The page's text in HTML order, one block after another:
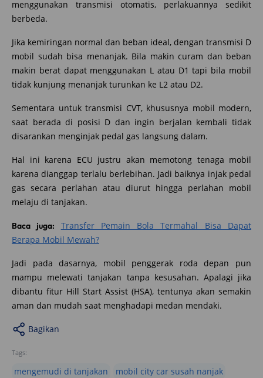
menggunakan transmisi otomatis, perlakuannya sedikit
berbeda.
Jika kemiringan normal dan beban ideal, dengan transmisi D
mobil sudah bisa menanjak. Bila makin curam dan beban
makin berat dapat menggunakan L atau D1 tapi bila mobil
tidak kunjung menanjak turunkan ke L2 atau D2.
Sementara untuk transmisi CVT, khususnya mobil modern,
saat berada di posisi D dan ingin berjalan kembali tidak
disarankan menginjak pedal gas langsung dalam.
Hal ini karena ECU justru akan memotong tenaga mobil
karena dianggap terlalu berlebihan. Jadi baiknya injak pedal
gas secara perlahan atau diurut hingga perlahan mobil
melaju di tanjakan.
Baca juga: Transfer Pemain Bola Termahal Bisa Dapat
Berapa Mobil Mewah?
Jadi pada dasarnya, mobil penggerak roda depan pun
mampu melewati tanjakan tanpa kesusahan. Apalagi jika
dibantu fitur Hill Start Assist (HSA), tentunya akan semakin
aman dan mudah saat menghadapi medan mendaki.
Bagikan
Tags:
mengemudi di tanjakan
mobil city car susah nanjak